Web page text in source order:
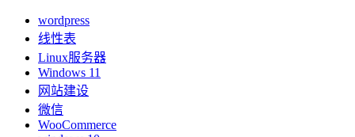
wordpress
线性表
Linux服务器
Windows 11
网站建设
微信
WooCommerce